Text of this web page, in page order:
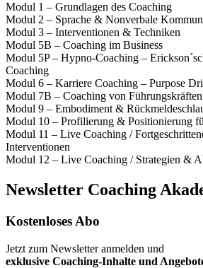
Modul 1 – Grundlagen des Coaching
Modul 2 – Sprache & Nonverbale
Modul 3 – Interventionen & Techniken
Modul 5B – Coaching im Business
Modul 5P – Hypno-Coaching –
Coaching
Modul 6 – Karriere Coaching – Purpose
Modul 7B – Coaching von Führungskräften
Modul 9 – Embodiment &
Modul 10 – Profilierung & Positionierung
Modul 11 – Live Coaching /
Interventionen
Modul 12 – Live Coaching / Strategien &
Newsletter Coaching
Kostenloses Abo
Jetzt zum Newsletter anmelden und
exklusive Coaching-Inhalte und